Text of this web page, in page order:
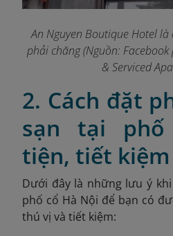
An Nguyen Boutique Hotel
phải chăng (Nguồn:
& Serviced
2. Cách đặt
sạn tại
tiện, tiết kiệm
Dưới đây là những lưu ý
phố cổ Hà Nội để bạn có
thú vị và tiết kiệm: